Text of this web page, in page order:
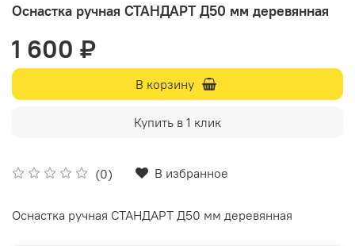
Оснастка ручная СТАНДАРТ Д50 мм деревянная
(0) В избранное
1 600 ₽
В корзину
Купить в 1 клик
Оснастка ручная СТАНДАРТ Д50 мм деревянная